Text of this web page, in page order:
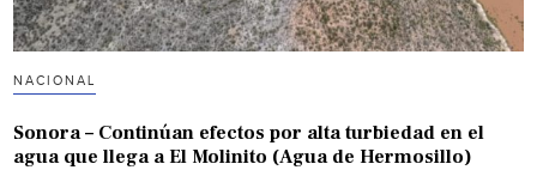
NACIONAL
Sonora – Continúan efectos por alta turbiedad en el
agua que llega a El Molinito (Agua de Hermosillo)